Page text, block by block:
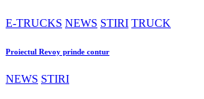
E-TRUCKS NEWS STIRI TRUCK
Proiectul Revoy prinde contur
NEWS STIRI